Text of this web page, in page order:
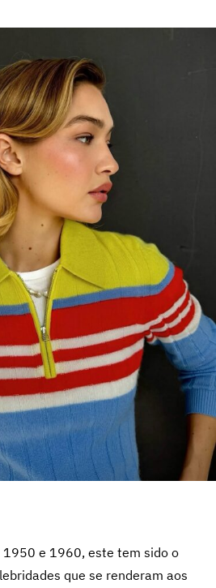
e 1960, este tem sido o
que se renderam aos